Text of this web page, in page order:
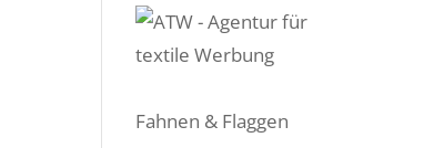
Fahnen & Flaggen